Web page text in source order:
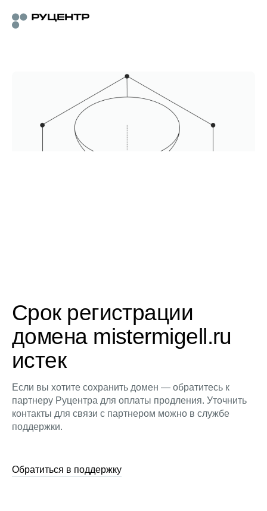
Срок регистрации
домена mistermigell.ru
истек
Если вы хотите сохранить домен — обратитесь к
партнеру Руцентра для оплаты продления. Уточнить
контакты для связи с партнером можно в службе
поддержки.
Обратиться в поддержку